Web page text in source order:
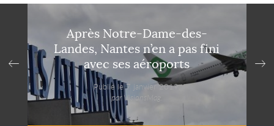
Après Notre-Dame-des-
Landes, Nantes n’en a pas fini
avec ses aéroports
Publié le 7 janvier 2019,
par VisionsMag.